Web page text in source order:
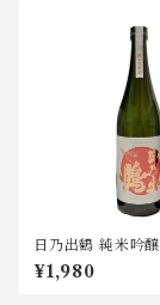
日乃出鶴 純米吟
¥1,980